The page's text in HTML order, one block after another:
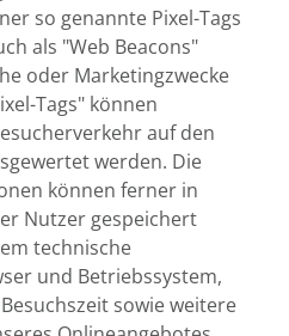
so genannte Pixel-Tags
als "Web Beacons"
oder Marketingzwecke
Tags" können
auf den
werden. Die
können ferner in
Nutzer gespeichert
technische
und Betriebssystem,
sowie weitere